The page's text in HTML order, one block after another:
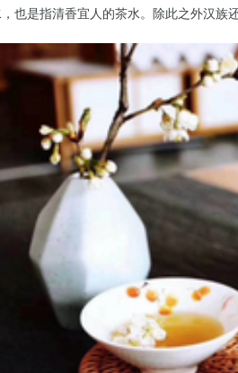
也是指清香宜人的茶水。除此之外汉族